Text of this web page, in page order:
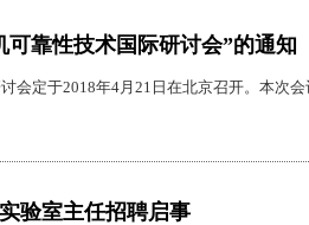
可靠性技术国际研讨会”的通知
会定于2018年4月21日在北京召开。本次
验室主任招聘启事